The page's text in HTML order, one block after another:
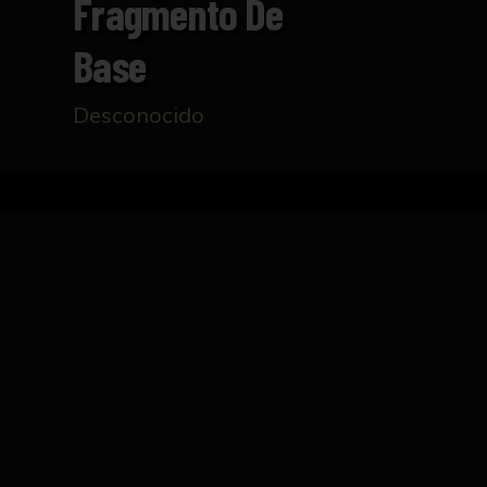
Fragmento De
Base
Desconocido